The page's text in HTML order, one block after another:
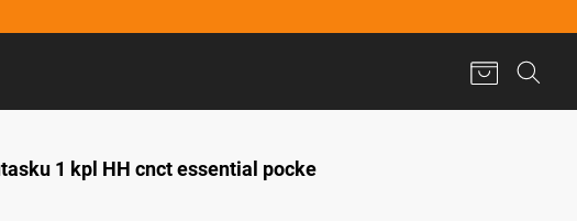
1 kpl HH cnct essential pocke